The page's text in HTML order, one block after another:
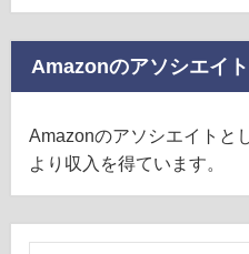
Amazonのアソシエイト
Amazonのアソシエイトと
より収入を得ています。